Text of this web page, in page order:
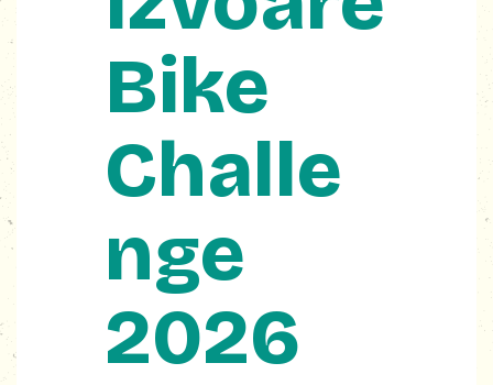
Bike
Challe
nge
2026